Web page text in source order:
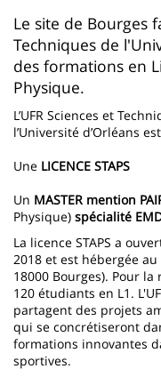
content
page
Contenu
de
la
page
principale
Le site de Bourges
Techniques de
des formations en
Physique.
L’UFR Sciences et
l’Université d’Orléans
Une LICENCE STAPS
Un MASTER mention
Physique) spécialité
La licence STAPS a
2018 et est hébergée au
18000 Bourges). Pour
120 étudiants en L1.
partagent des projets
qui se concrétiseront
formations innovantes
sportives.